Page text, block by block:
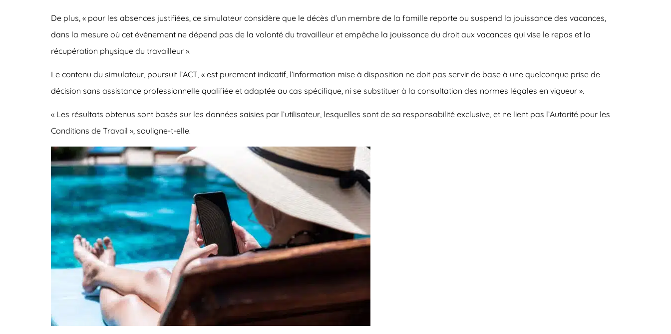
De plus, « pour les absences justifiées, ce simulateur considère que le décès d’un membre de la famille reporte ou suspend la jouissance des vacances,
dans la mesure où cet événement ne dépend pas de la volonté du travailleur et empêche la jouissance du droit aux vacances qui vise le repos et la
récupération physique du travailleur ».
Le contenu du simulateur, poursuit l’ACT, « est purement indicatif, l’information mise à disposition ne doit pas servir de base à une quelconque prise de
décision sans assistance professionnelle qualifiée et adaptée au cas spécifique, ni se substituer à la consultation des normes légales en vigueur ».
« Les résultats obtenus sont basés sur les données saisies par l’utilisateur, lesquelles sont de sa responsabilité exclusive, et ne lient pas l’Autorité pour les
Conditions de Travail », souligne-t-elle.